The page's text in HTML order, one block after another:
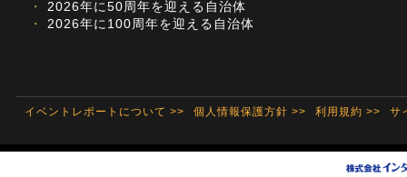
・
2026年に50周年を迎える自治体
・
2026年に100周年を迎える自治体
イベントレポートについて >> 個人情報保護方針 >> 利用規約 >> サ